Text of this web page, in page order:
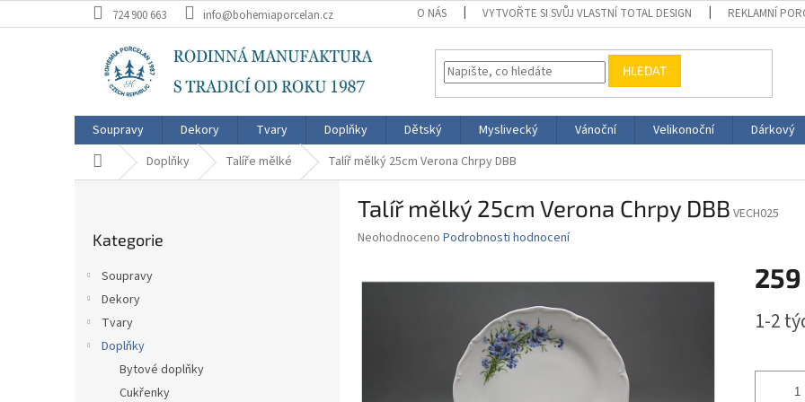
na
724 900 663 info@bohemiaporcelan.cz O NÁS VYTVOŘTE SI SVŮJ VLASTNÍ TOTAL DESIGN REKLAMNÍ
HLEDAT
Soupravy Dekory Tvary Doplňky Dětský Myslivecký Vánoční Velikonoční Dárkový
Domů Doplňky Talíře mělké Talíř mělký 25cm Verona Chrpy DBB
kategorie
Kategorie
Soupravy
Dekory
Tvary
Doplňky
Bytové doplňky
Cukřenky
Talíř mělký 25cm Verona Chrpy DBB VECH025
Průměrné
je
Neohodnoceno Podrobnosti hodnocení
cena:
1-2